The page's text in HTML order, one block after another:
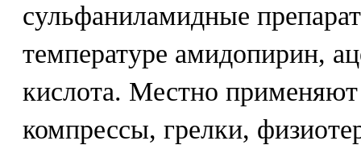
сульфаниламидные
температуре амидопирин,
кислота. Местно
компрессы, грелки,